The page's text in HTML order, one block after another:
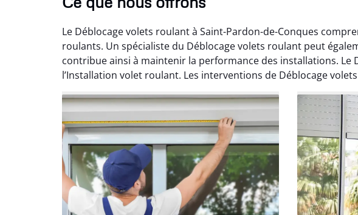
Le Déblocage volets roulant à Saint-Pardon-de-Conques
roulants. Un spécialiste du Déblocage volets roulant peut
contribue ainsi à maintenir la performance des installations.
l’Installation volet roulant. Les interventions de Déblocage